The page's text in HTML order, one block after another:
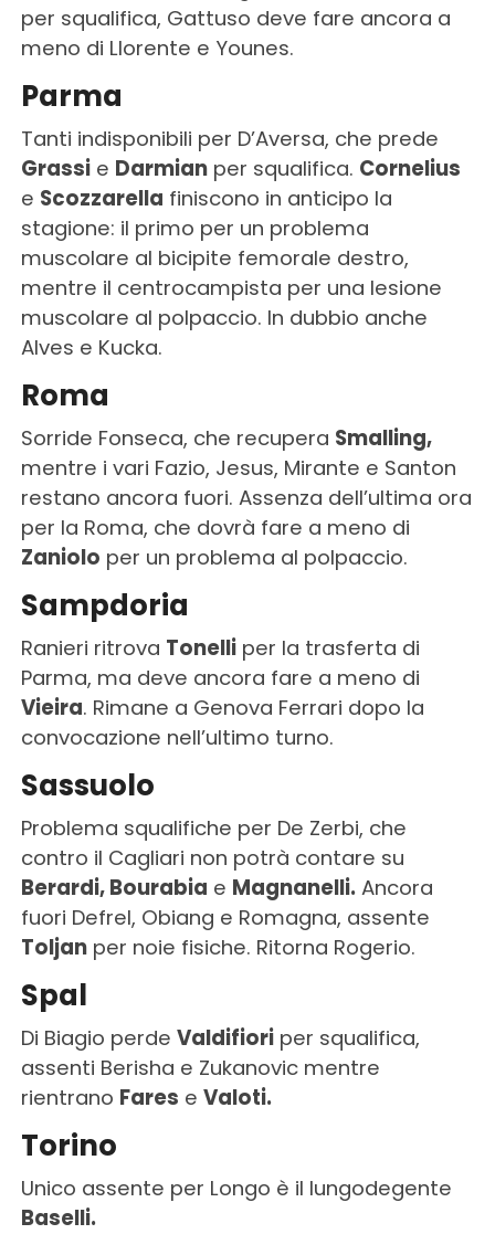
per squalifica, Gattuso deve fare ancora a
meno di Llorente e Younes.
Parma
Tanti indisponibili per D’Aversa, che prede
Grassie Darmianper squalifica. Cornelius
e Scozzarella finiscono in anticipo la
stagione: il primo per un problema
muscolare al bicipite femorale destro,
mentre il centrocampista per una lesione
muscolare al polpaccio. In dubbio anche
Alves e Kucka.
Roma
Sorride Fonseca, che recupera Smalling,
mentre i vari Fazio, Jesus, Mirante e Santon
restano ancora fuori. Assenza dell’ultima ora
per la Roma, che dovrà fare a meno di
Zaniolo per un problema al polpaccio.
Sampdoria
Ranieri ritrova Tonelliper la trasferta di
Parma, ma deve ancora fare a meno di
Vieira. Rimane a Genova Ferrari dopo la
convocazione nell’ultimo turno.
Sassuolo
Problema squalifiche per De Zerbi, che
contro il Cagliari non potrà contare su
Berardi, Bourabia e Magnanelli. Ancora
fuori Defrel, Obiang e Romagna, assente
Toljanper noie fisiche. Ritorna Rogerio.
Spal
Di Biagio perde Valdifioriper squalifica,
assenti Berisha e Zukanovic mentre
rientrano Fares e Valoti.
Torino
Unico assente per Longo è il lungodegente
Baselli.